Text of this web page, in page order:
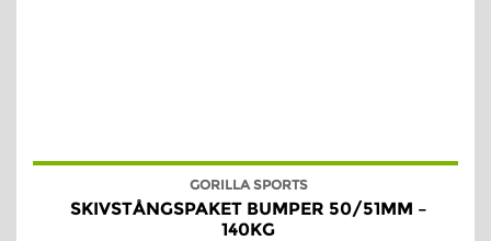
GORILLA SPORTS
SKIVSTÅNGSPAKET BUMPER 50/51MM –
140KG